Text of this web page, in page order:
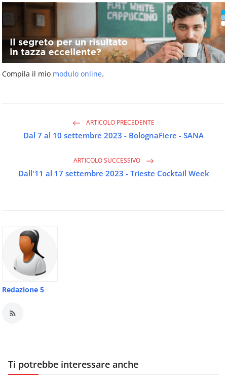
Compila il mio modulo online.
ARTICOLO PRECEDENTE
Dal 7 al 10 settembre 2023 - BolognaFiere - SANA
ARTICOLO SUCCESSIVO
Dall'11 al 17 settembre 2023 - Trieste Cocktail Week
Redazione 5
Ti potrebbe interessare anche